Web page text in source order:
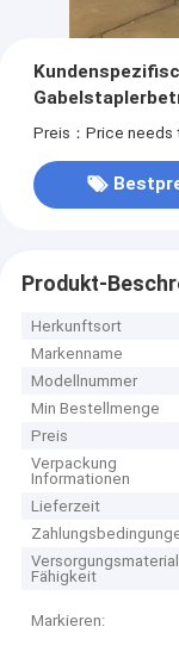
Lagerhaltung
Preis：Price
Produkt-
Herkunftsort
Markenname
Modellnummer
Min Bestellmenge
Preis
Verpackung
Informationen
Lieferzeit
Fähigkeit
Markieren: